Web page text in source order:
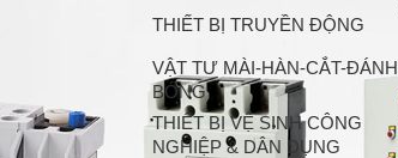
THIẾT BỊ TRUYỀN ĐỘNG
VẬT TƯ MÀI-HÀN-CẮT-ĐÁNH
BÓNG
THIẾT BỊ VỆ SINH CÔNG
NGHIỆP & DÂN DỤNG